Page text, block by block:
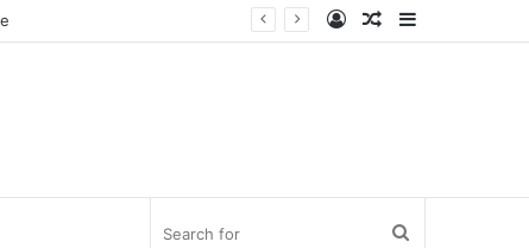
Sidebar
Random
Log